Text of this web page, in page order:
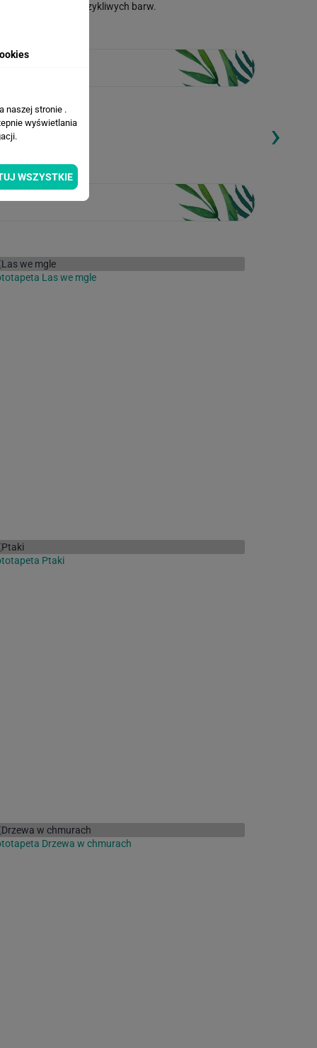
natury bez krzykliwych barw.
Loading...
›
Las we mgle
Ptaki
Drzewa w chmurach
naszej stronie .
wyświetlania
WSZYSTKIE